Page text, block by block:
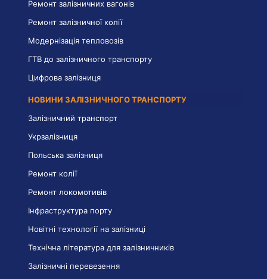
Ремонт залізничних вагонів
Ремонт залізничної колії
Модернізація тепловозів
ГТВ до залізничного транспорту
Цифрова залізниця
НОВИНИ ЗАЛІЗНИЧНОГО ТРАНСПОРТУ
Залізничний транспорт
Укрзалізниця
Польська залізниця
Ремонт колії
Ремонт локомотивів
Інфраструктура порту
Новітні технології на залізниці
Технічна література для залізничників
Залізничні перевезення